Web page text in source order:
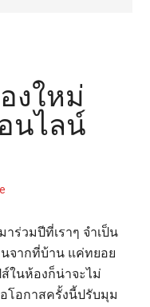
งใหม่
นไลน์
าร่วมปีที่เราๆ จำเป็น
จากที่บ้าน แค่ทยอย
ในห้องก็น่าจะไม่
โอกาสครั้งนี้ปรับมุม